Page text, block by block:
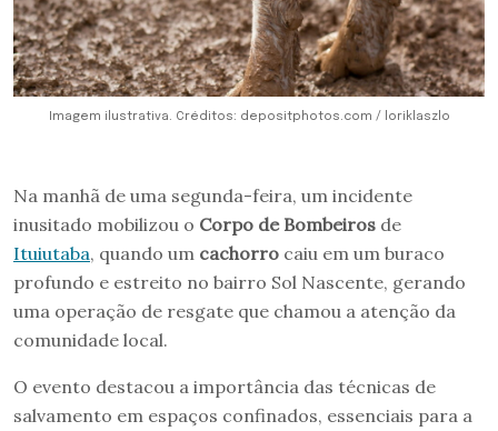
Imagem ilustrativa. Créditos: depositphotos.com / loriklaszlo
Na manhã de uma segunda-feira, um incidente
inusitado mobilizou o Corpo de Bombeiros de
Ituiutaba, quando um cachorro caiu em um buraco
profundo e estreito no bairro Sol Nascente, gerando
uma operação de resgate que chamou a atenção da
comunidade local.
O evento destacou a importância das técnicas de
salvamento em espaços confinados, essenciais para a